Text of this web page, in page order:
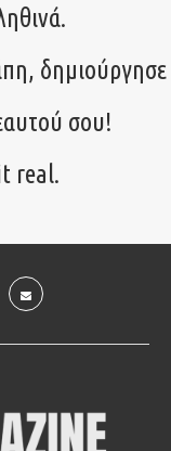
δημιούργησε
σου!
real.